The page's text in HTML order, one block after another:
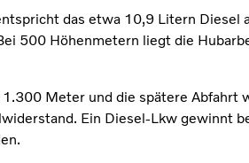
das etwa 10,9 Litern Diesel
500 Höhenmetern liegt die
Meter und die spätere Abfahrt
Ein Diesel-Lkw gewinnt